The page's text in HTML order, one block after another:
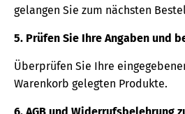
gelangen Sie zum nächsten
5. Prüfen Sie Ihre Angaben und
Überprüfen Sie Ihre
Warenkorb gelegten Produkte.